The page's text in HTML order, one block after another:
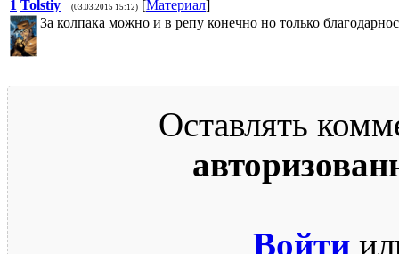
1 Tolstiy (03.03.2015 15:12) [Материал]
За колпака можно и в репу конечно но только
Оставлять
Войти